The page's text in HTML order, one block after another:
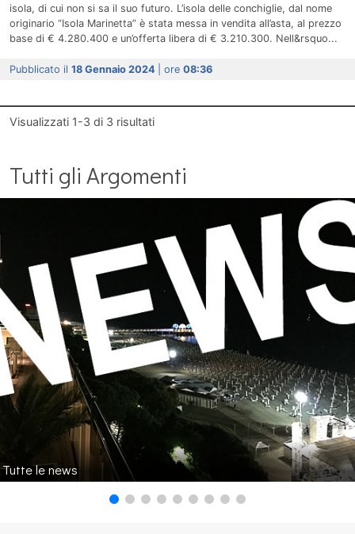
isola, di cui non si sa il suo futuro. L’isola delle conchiglie, dal nome
originario “Isola Marinetta” è stata messa in vendita all’asta, al prezzo
base di € 4.280.400 e un’offerta libera di € 3.210.300. Nell&rsquo...
Pubblicato il 18 Gennaio 2024 | ore 08:36
Visualizzati 1-3 di 3 risultati
Tutti gli Argomenti
Tutte le news